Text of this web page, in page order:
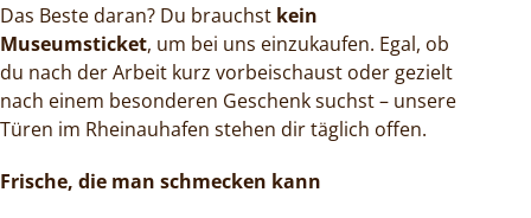
Das Beste daran? Du brauchst kein
Museumsticket, um bei uns einzukaufen. Egal, ob
du nach der Arbeit kurz vorbeischaust oder gezielt
nach einem besonderen Geschenk suchst – unsere
Türen im Rheinauhafen stehen dir täglich offen.
Frische, die man schmecken kann